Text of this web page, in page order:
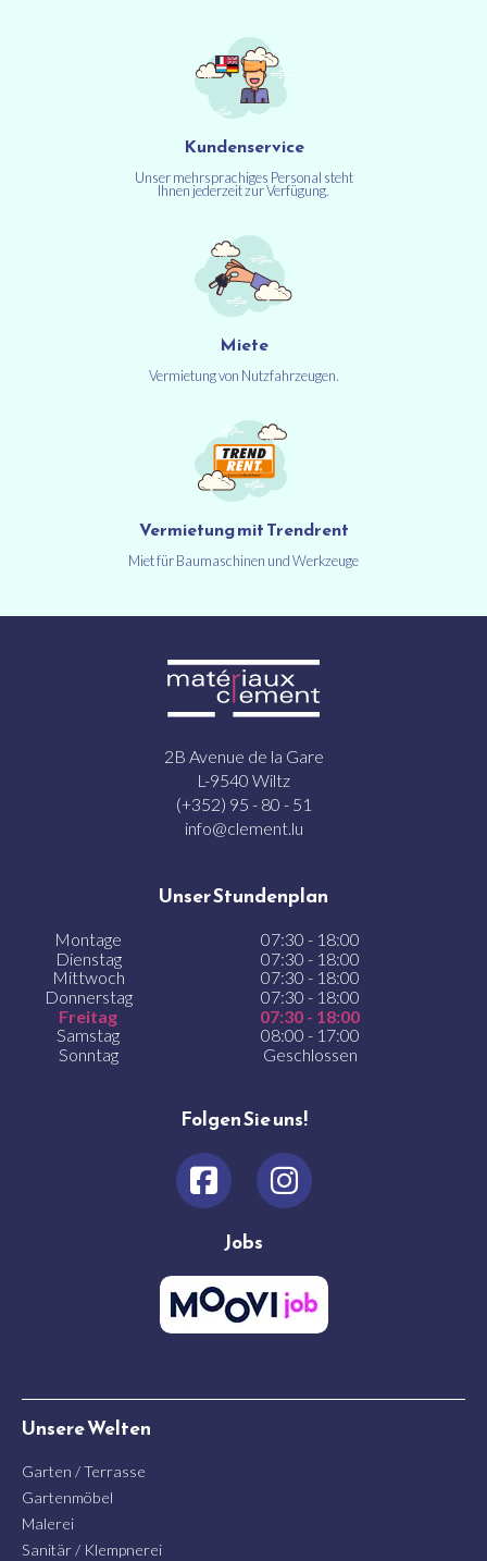
Kundenservice
Unser mehrsprachiges Personal steht
Ihnen jederzeit zur Verfügung.
Miete
Vermietung von Nutzfahrzeugen.
Vermietung mit Trendrent
Miet für Baumaschinen und Werkzeuge
2B Avenue de la Gare
L-9540 Wiltz
(+352) 95 - 80 - 51
info@clement.lu
Unser Stundenplan
Montage
07:30 - 18:00
Dienstag
07:30 - 18:00
Mittwoch
07:30 - 18:00
Donnerstag
07:30 - 18:00
Freitag
07:30 - 18:00
Samstag
08:00 - 17:00
Sonntag
Geschlossen
Folgen Sie uns!
Jobs
Unsere Welten
Garten / Terrasse
Gartenmöbel
Malerei
Sanitär / Klempnerei